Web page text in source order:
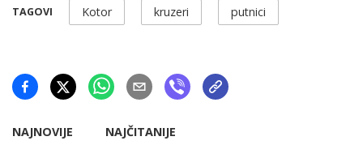
TAGOVI Kotor kruzeri putnici
NAJNOVIJE NAJČITANIJE